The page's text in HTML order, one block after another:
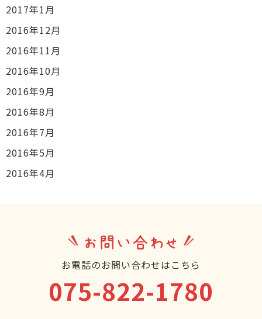
2017年1月
2016年12月
2016年11月
2016年10月
2016年9月
2016年8月
2016年7月
2016年5月
2016年4月
お問い合わせ
お電話のお問い合わせはこちら
075-822-1780